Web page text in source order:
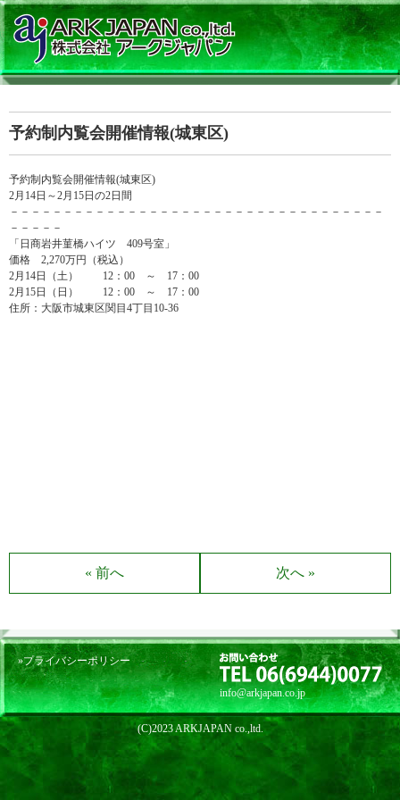
予約制内覧会開催情報(城東区)
予約制内覧会開催情報(城東区)
2月14日～2月15日の2日間
－－－－－－－－－－－－－－－－－－－－－－－－－－－－－－－－－－－
－－－－－
「日商岩井菫橋ハイツ 409号室」
価格 2,270万円（税込）
2月14日（土） 12：00 ～ 17：00
2月15日（日） 12：00 ～ 17：00
住所：大阪市城東区関目4丁目10-36
« 前へ 次へ »
»プライバシーポリシー
info@arkjapan.co.jp
(C)2023 ARKJAPAN co.,ltd.